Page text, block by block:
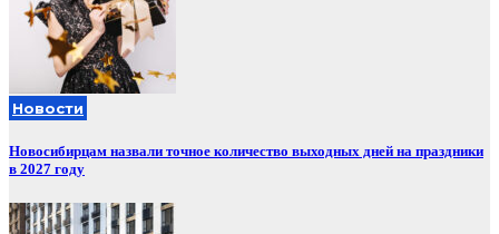
Новости
Новосибирцам назвали точное количество выходных дней на праздники
в 2027 году